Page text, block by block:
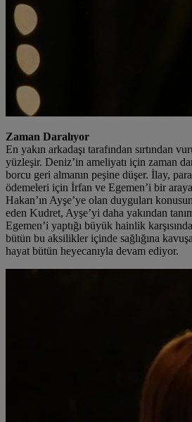
Zaman Daralıyor
En yakın arkadaşı tarafından sırtından
yüzleşir. Deniz’in ameliyatı için zaman
borcu geri almanın peşine düşer. İlay,
ödemeleri için İrfan ve Egemen’i bir araya
Hakan’ın Ayşe’ye olan duyguları
eden Kudret, Ayşe’yi daha yakından
Egemen’i yaptığı büyük hainlik
bütün bu aksilikler içinde sağlığına
hayat bütün heyecanıyla devam ediyor.